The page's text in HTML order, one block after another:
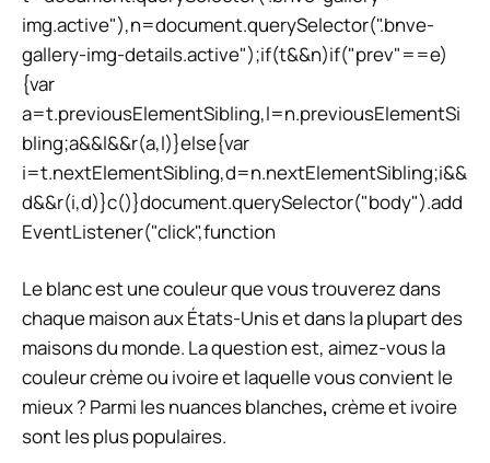
img.active"),n=document.querySelector(".bnve-
gallery-img-details.active");if(t&&n)if("prev"==e)
{var
a=t.previousElementSibling,l=n.previousElementSi
bling;a&&l&&r(a,l)}else{var
i=t.nextElementSibling,d=n.nextElementSibling;i&&
d&&r(i,d)}c()}document.querySelector("body").add
EventListener("click",function
Le blanc est une couleur que vous trouverez dans
chaque maison aux États-Unis et dans la plupart des
maisons du monde. La question est, aimez-vous la
couleur crème ou ivoire et laquelle vous convient le
mieux ? Parmi les nuances blanches,crème et ivoire
sont les plus populaires.